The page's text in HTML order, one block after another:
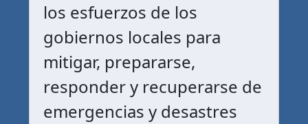
los esfuerzos de los
gobiernos locales para
mitigar, prepararse,
responder y recuperarse de
emergencias y desastres